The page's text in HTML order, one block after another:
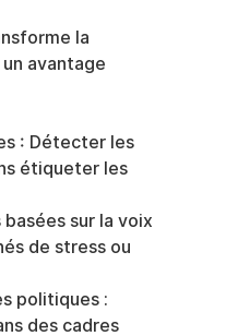
la
avantage
: Détecter les
étiqueter les
sur la voix
de stress ou
politiques :
des cadres